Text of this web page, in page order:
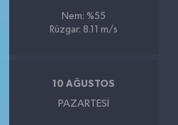
Nem: %55
Rüzgar: 8.11 m/s
10 AĞUSTOS
PAZARTESI